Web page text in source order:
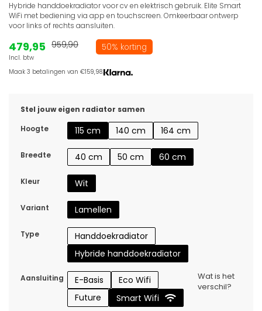
Hybride handdoekradiator voor cv en elektrisch gebruik. Elite Smart
WiFi met bediening via app en touchscreen. Omkeerbaar ontwerp
voor links of rechts aansluiten.
479,95
Incl. btw
959,90 50% korting
Maak 3 betalingen van €159,98.
Stel jouw eigen radiator samen
Hoogte
115 cm 140 cm 164 cm
Breedte 40 cm 50 cm 60 cm
Kleur Wit
Variant Lamellen
Type
Handdoekradiator
Hybride handdoekradiator
Aansluiting E-Basis
Eco Wifi
Future
Smart Wifi
Wat is het
verschil?